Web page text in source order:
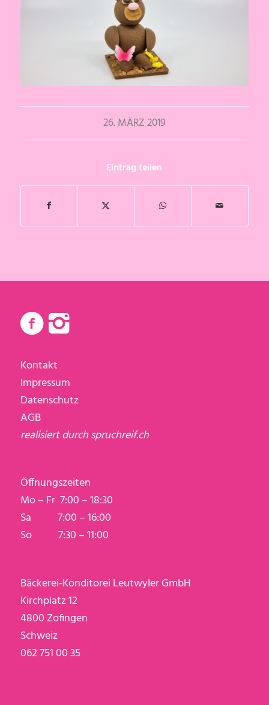
26. MÄRZ 2019
Eintrag teilen
Kontakt
Impressum
Datenschutz
AGB
realisiert durchspruchreif.ch
Öffnungszeiten
Mo – Fr 7:00 – 18:30
Sa 7:00 – 16:00
So 7:30 – 11:00
Bäckerei-Konditorei Leutwyler GmbH
Kirchplatz 12
4800 Zofingen
Schweiz
062 751 00 35